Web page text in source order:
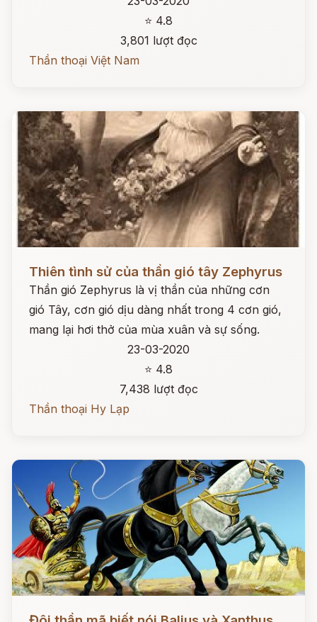
⭐ 4.8
3,801 lượt đọc
Thần thoại Việt Nam
Thiên tình sử của thần gió tây Zephyrus
Thần gió Zephyrus là vị thần của những cơn
gió Tây, cơn gió dịu dàng nhất trong 4 cơn gió,
mang lại hơi thở của mùa xuân và sự sống.
23-03-2020
⭐ 4.8
7,438 lượt đọc
Thần thoại Hy Lạp